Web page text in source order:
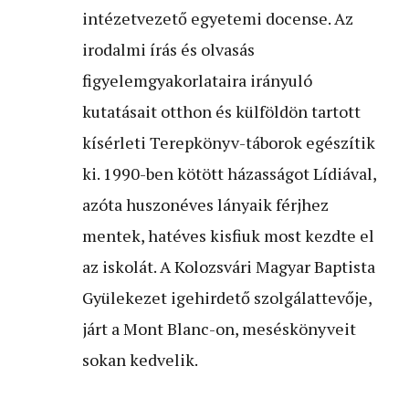
intézetvezető egyetemi docense. Az
irodalmi írás és olvasás
figyelemgyakorlataira irányuló
kutatásait otthon és külföldön tartott
kísérleti Terepkönyv-táborok egészítik
ki. 1990-ben kötött házasságot Lídiával,
azóta huszonéves lányaik férjhez
mentek, hat­éves kisfiuk most kezdte el
az iskolát. A Kolozsvári Magyar Baptista
Gyülekezet igehirdető szolgálattevője,
járt a Mont Blanc-on, meséskönyveit
sokan kedvelik.